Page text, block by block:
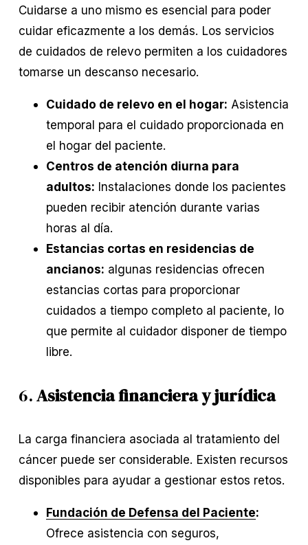
Cuidarse a uno mismo es esencial para poder
cuidar eficazmente a los demás. Los servicios
de cuidados de relevo permiten a los cuidadores
tomarse un descanso necesario.
Cuidado de relevo en el hogar: Asistencia
temporal para el cuidado proporcionada en
el hogar del paciente.
Centros de atención diurna para
adultos: Instalaciones donde los pacientes
pueden recibir atención durante varias
horas al día.
Estancias cortas en residencias de
ancianos: algunas residencias ofrecen
estancias cortas para proporcionar
cuidados a tiempo completo al paciente, lo
que permite al cuidador disponer de tiempo
libre.
6.Asistencia financiera y jurídica
La carga financiera asociada al tratamiento del
cáncer puede ser considerable. Existen recursos
disponibles para ayudar a gestionar estos retos.
Fundación de Defensa del Paciente:
Ofrece asistencia con seguros,